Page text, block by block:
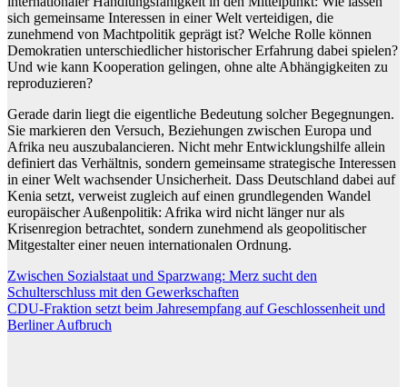
sich gemeinsame Interessen in einer Welt verteidigen, die
zunehmend von Machtpolitik geprägt ist? Welche Rolle können
Demokratien unterschiedlicher historischer Erfahrung dabei spielen?
Und wie kann Kooperation gelingen, ohne alte Abhängigkeiten zu
reproduzieren?
Gerade darin liegt die eigentliche Bedeutung solcher Begegnungen.
Sie markieren den Versuch, Beziehungen zwischen Europa und
Afrika neu auszubalancieren. Nicht mehr Entwicklungshilfe allein
definiert das Verhältnis, sondern gemeinsame strategische Interessen
in einer Welt wachsender Unsicherheit. Dass Deutschland dabei auf
Kenia setzt, verweist zugleich auf einen grundlegenden Wandel
europäischer Außenpolitik: Afrika wird nicht länger nur als
Krisenregion betrachtet, sondern zunehmend als geopolitischer
Mitgestalter einer neuen internationalen Ordnung.
Beitragsnavigation
Zwischen Sozialstaat und Sparzwang: Merz sucht den
Schulterschluss mit den Gewerkschaften
CDU-Fraktion setzt beim Jahresempfang auf Geschlossenheit und
Berliner Aufbruch